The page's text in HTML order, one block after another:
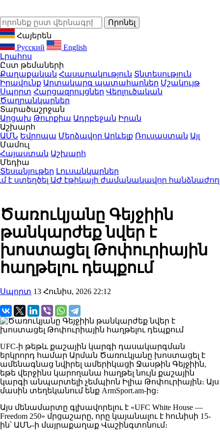
Հայերեն
Русский
English
Լրահոս
Ըստ թեմաների
Քաղաքական Հասարակություն Տնտեսություն
Իրավունք Արտակարգ պատահարներ Մշակույթ
Սպորտ Հարցազրույցներ Վերլուծական
Ծաղրանկարներ
Տարածաշրջան
Արցախ Թուրքիա Ադրբեջան Իրան
Աշխարհ
ԱՄՆ Եվրոպա Մերձավոր Արևելք Ռուսաստան Այլ
Մամուլ
Հայաստան Աշխարհ
Մեդիա
Տեսանյութեր Լուսանկարներ
ԱԺ էթիկայի ժամանակավոր հանձնաժողով․
Ծառուկյանը Գեյջիին
թանկարժեք նվեր է
խոստացել Թոփուրիային
հաղթելու դեպքում
Սպորտ 13 Հունիս, 2026 22:12
UFC-ի թեթև քաշային կարգի դասակարգման
երկրորդ համար Արման Ծառուկյանը խոստացել է
ամենագնաց նվիրել ամերիկացի Ջասթին Գեյջիին,
եթե վերջինս կարողանա հաղթել նույն քաշային
կարգի անպարտելի չեմպիոն Իլիա Թոփուրիային։ Այս
մասին տեղեկանում ենք ArmSport.am-ից։
​Այս մենամարտը գլխավորելու է «UFC White House —
Freedom 250» մրցաշարը, որը կայանալու է հունիսի 15-
ին՝ ԱՄՆ-ի մայրաքաղաք Վաշինգտոնում։